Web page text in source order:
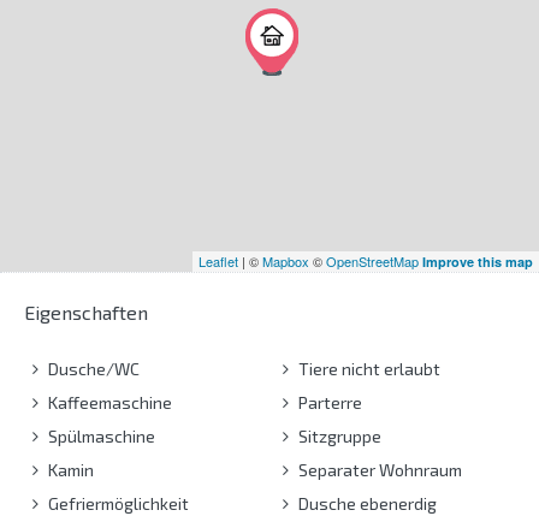
Leaflet | ©Mapbox ©OpenStreetMap Improve this map
Eigenschaften
Dusche/WC
Kaffeemaschine
Spülmaschine
Kamin
Gefriermöglichkeit
Tiere nicht erlaubt
Parterre
Sitzgruppe
Separater Wohnraum
Dusche ebenerdig